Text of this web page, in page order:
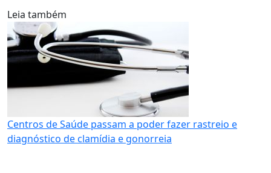
Leia também
Centros de Saúde passam a poder fazer rastreio e
diagnóstico de clamídia e gonorreia